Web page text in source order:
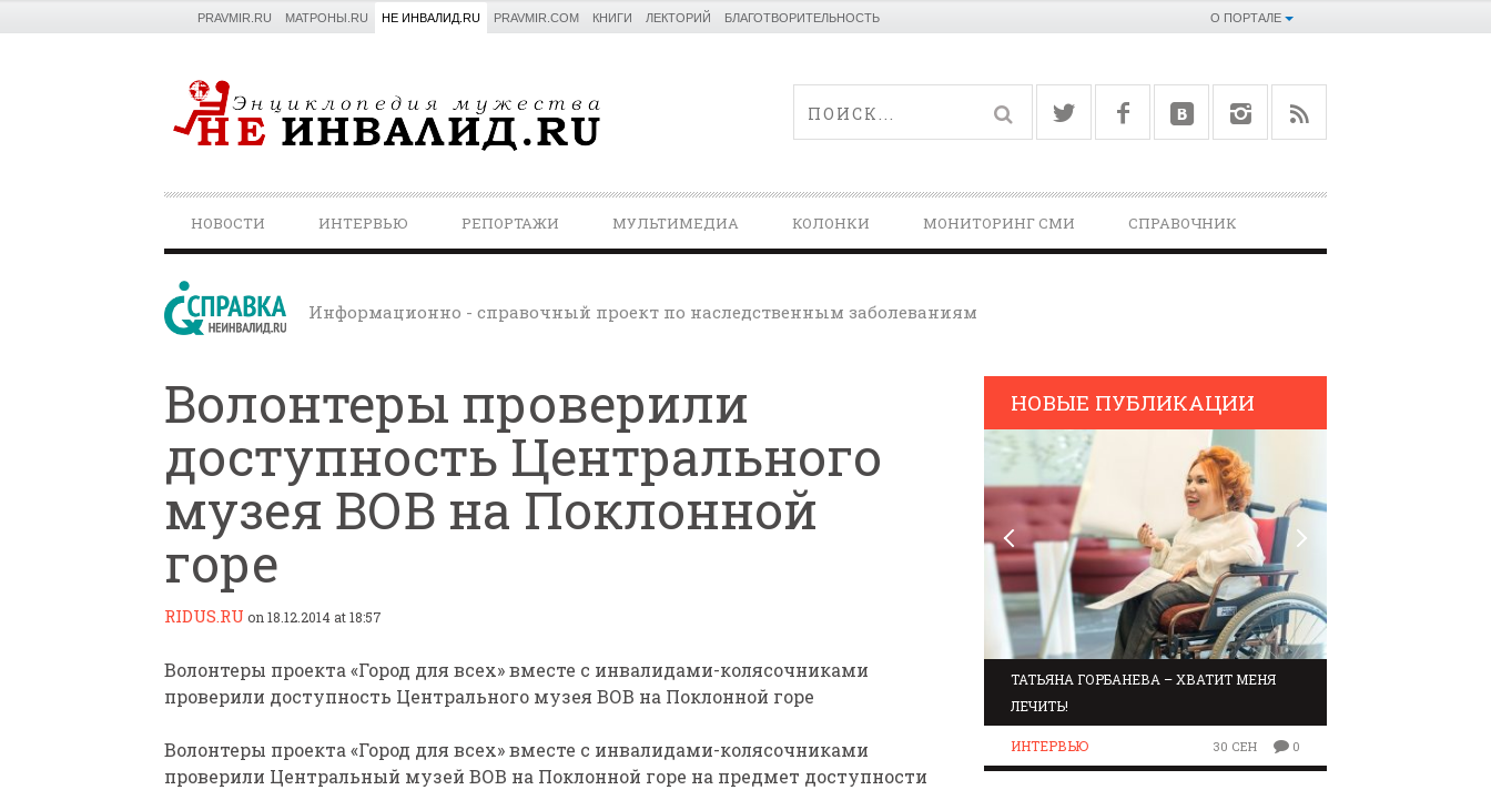
О ПОРТАЛЕ
PRAVMIR.RU МАТРОНЫ.RU НЕ ИНВАЛИД.RU PRAVMIR.COM КНИГИ ЛЕКТОРИЙ БЛАГОТВОРИТЕЛЬНОСТЬ
NAVIGATION
НОВОСТИ ИНТЕРВЬЮ РЕПОРТАЖИ МУЛЬТИМЕДИА КОЛОНКИ МОНИТОРИНГ СМИ СПРАВОЧНИК­
Информационно - справочный проект по наследственным заболеваниям
Волонтеры проверили
доступность Центрального
музея ВОВ на Поклонной
горе
RIDUS.RU on 18.12.2014 at 18:57
Волонтеры проекта «Город для всех» вместе с инвалидами-колясочниками
проверили доступность Центрального музея ВОВ на Поклонной горе
Волонтеры проекта «Город для всех» вместе с инвалидами-колясочниками
проверили Центральный музей ВОВ на Поклонной горе на предмет доступности
НОВЫЕ ПУБЛИКАЦИИ
ТАТЬЯНА ГОРБАНЕВА – ХВАТИТ МЕНЯ
ЛЕЧИТЬ!
ИНТЕРВЬЮ 30 СЕН 0
ИНЖЕНЕР С ТВОРЧЕСКИМИ АМБИЦИЯМИ.
ИЛИ КАК ЖЕНЩИНА ИЗ НОВОПОЛОЦКА
ИСКУССТВО 31 АВГ
ПАРАЛИМПИЙСКАЯ ЧЕМПИОНКА ПО
БИАТЛОНУ И ЛЫЖНЫМ ГОНКАМ ИЗ
БЕЗ НОГ 12 СЕН 0